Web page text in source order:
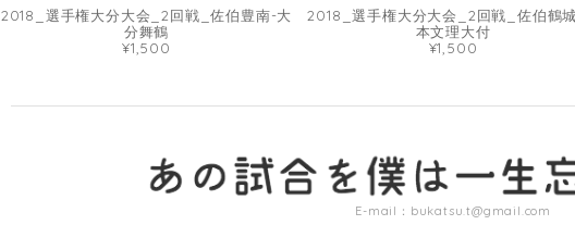
2018_選手権大分大会_2回戦_佐伯豊南-大
分舞鶴
¥1,500
2018_選手権大分大会_2回戦_佐伯鶴
本文理大付
¥1,500
E-mail： bukatsu.t@gmail.com